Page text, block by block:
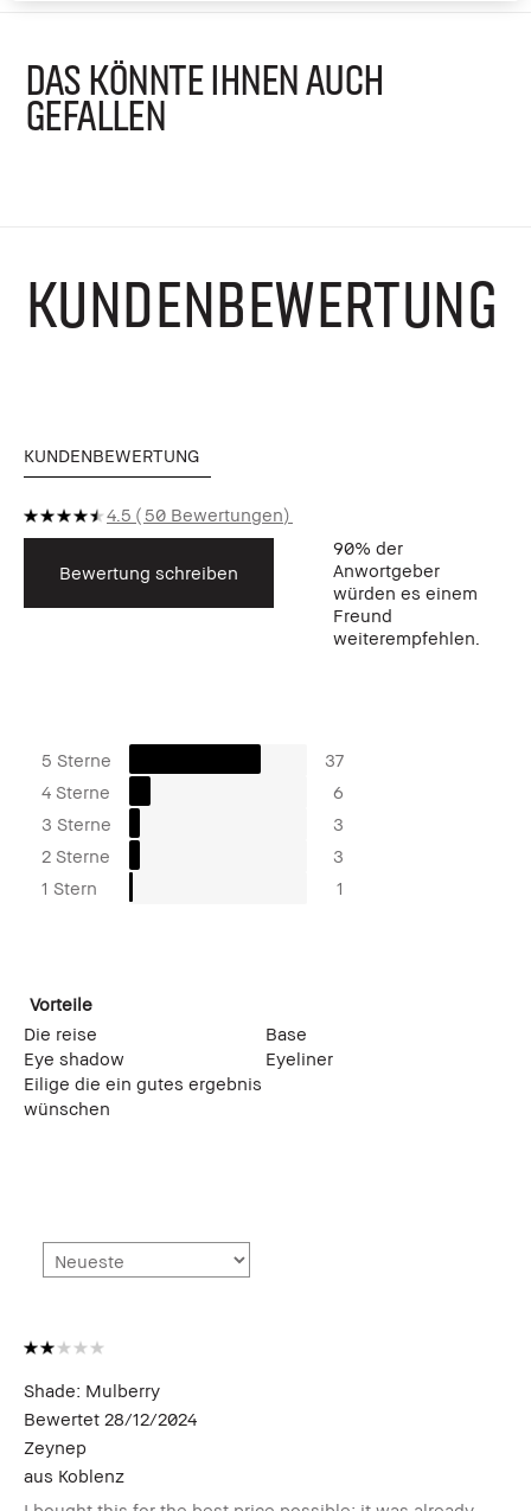
DAS KÖNNTE IHNEN AUCH
GEFALLEN
KUNDENBEWERTUNG
KUNDENBEWERTUNG
4.5 50 Bewertungen
Bewertung schreiben
90% der
Anwortgeber
würden es einem
Freund
weiterempfehlen.
5 Sterne
37
4 Sterne
6
3 Sterne
3
2 Sterne
3
1 Stern
1
Vorteile
Die reise
Base
Eye shadow
Eyeliner
Eilige die ein gutes ergebnis
wünschen
Shade: Mulberry
Bewertet 28/12/2024
Zeynep
aus Koblenz